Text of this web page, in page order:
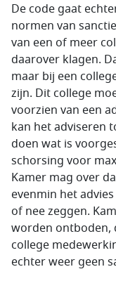
De code gaat
normen van
van een of meer
daarover klagen.
maar bij een
zijn. Dit college
voorzien van een
kan het adviseren
doen wat is
schorsing voor
Kamer mag over
evenmin het
of nee zeggen.
worden ontboden,
college
echter weer geen